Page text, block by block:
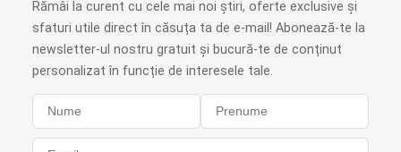
Rămâi la curent cu cele mai noi știri, oferte exclusive și
sfaturi utile direct în căsuța ta de e-mail! Abonează-te la
newsletter-ul nostru gratuit și bucură-te de conținut
personalizat în funcție de interesele tale.